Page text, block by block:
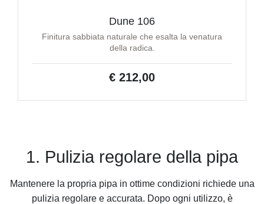
Dune 106
Finitura sabbiata naturale che esalta la venatura
della radica.
€ 212,00
1. Pulizia regolare della pipa
Mantenere la propria pipa in ottime condizioni richiede una
pulizia regolare e accurata. Dopo ogni utilizzo, è